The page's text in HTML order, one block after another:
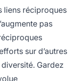
liens réciproques
pas
sur d’autres
Gardez